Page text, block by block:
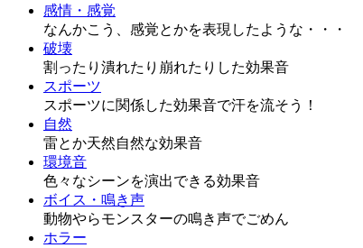
感情・感覚
なんかこう、感覚とかを表現したような・・・
破壊
割ったり潰れたり崩れたりした効果音
スポーツ
スポーツに関係した効果音で汗を流そう！
自然
雷とか天然自然な効果音
環境音
色々なシーンを演出できる効果音
ボイス・鳴き声
動物やらモンスターの鳴き声でごめん
ホラー